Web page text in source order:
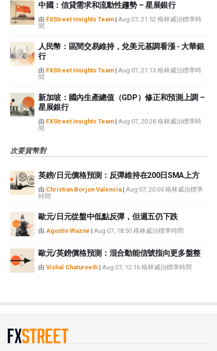
中國：信貸需求和流動性趨勢 – 星展銀行
由 FXStreet Insights Team | Aug 07, 21:52 格林威治標準時
間
人民幣：區間交易維持，兌美元基調看漲 - 大華銀
行
由 FXStreet Insights Team | Aug 07, 21:13 格林威治標準時
間
新加坡：國內生產總值（GDP）修正和預測上調 –
星展銀行
由 FXStreet Insights Team | Aug 07, 20:28 格林威治標準時
間
次要貨幣對
英鎊/日元價格預測：反彈維持在200日SMA上方
由 Christian Borjon Valencia | Aug 07, 20:05 格林威治標準
時間
歐元/日元從盤中低點反彈，但週五仍下跌
由 Agustin Wazne | Aug 07, 18:50 格林威治標準時間
歐元/英鎊價格預測：混合動能信號指向更多盤整
由 Vishal Chaturvedi | Aug 07, 12:16 格林威治標準時間